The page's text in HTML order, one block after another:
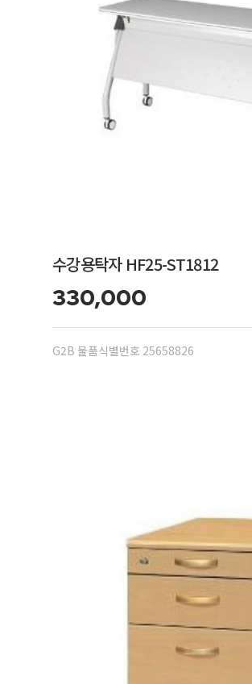
수강용탁자 HF25-ST1812
330,000
G2B 물품식별번호 25658826